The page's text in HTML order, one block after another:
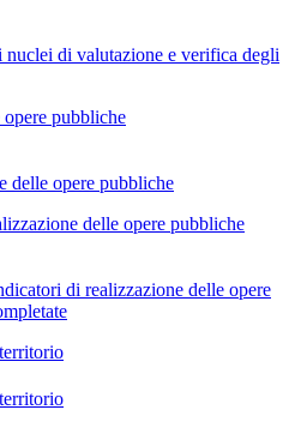
di valutazione e verifica degli
pubbliche
delle opere pubbliche
delle opere pubbliche
di realizzazione delle opere